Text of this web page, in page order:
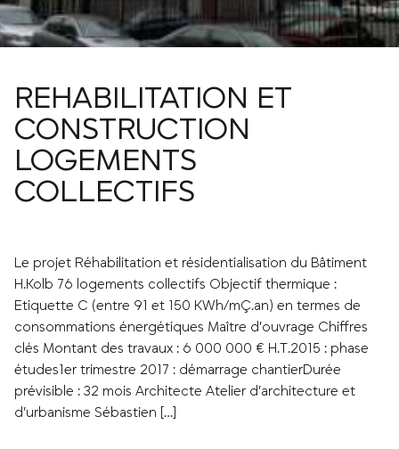
REHABILITATION ET
CONSTRUCTION
LOGEMENTS
COLLECTIFS
Le projet Réhabilitation et résidentialisation du Bâtiment
H.Kolb 76 logements collectifs Objectif thermique :
Etiquette C (entre 91 et 150 KWh/mÇ.an) en termes de
consommations énergétiques Maître d’ouvrage Chiffres
clés Montant des travaux : 6 000 000 € H.T.2015 : phase
études1er trimestre 2017 : démarrage chantierDurée
prévisible : 32 mois Architecte Atelier d’architecture et
d’urbanisme Sébastien […]